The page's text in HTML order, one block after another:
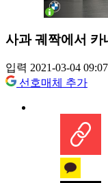
사과 궤짝에서 카
입력 2021-03-04 09:07
선호매체 추가